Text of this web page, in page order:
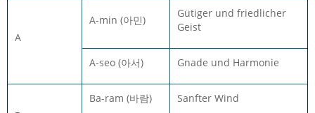
A
A-min (아민)
Gütiger und friedlicher
Geist
A-seo (아서) Gnade und Harmonie
Ba-ram (바람) Sanfter Wind